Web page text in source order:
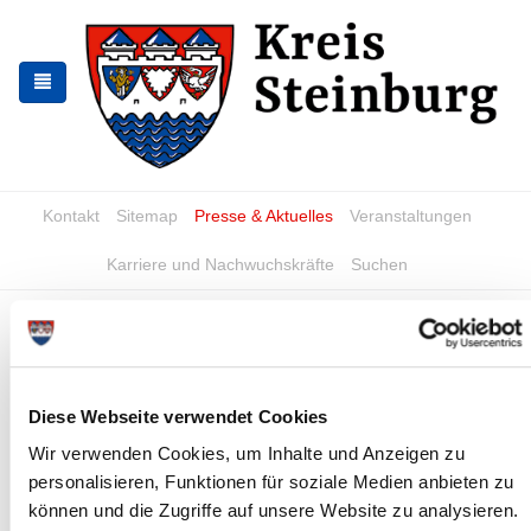
Diese Webseite verwendet Cookies
Wir verwenden Cookies, um Inhalte und Anzeigen zu
personalisieren, Funktionen für soziale Medien anbieten zu
können und die Zugriffe auf unsere Website zu analysieren.
springen
springen
Kontakt Sitemap Presse & Aktuelles Veranstaltungen
Karriere und Nachwuchskräfte Suchen
Pressemitteilungen
27.04.2023 - Der Kreiswahlausschuss des Kreises Steinburg für
die Kreiswahl 2023 tritt am 19.05.2023 um 09:00 Uhr zusammen.
Weiterlesen